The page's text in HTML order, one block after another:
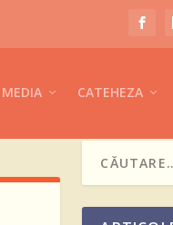
MEDIA CATEHEZA